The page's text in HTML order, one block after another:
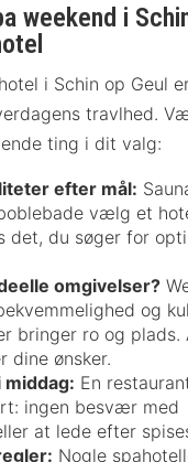
weekend i
i Schin op Geul
travlhed.
ting i dit valg:
efter mål:
vælg et
du søger for
omgivelser?
og
bringer ro og plads.
dine ønsker.
En
ingen besvær med
at lede efter
Nogle